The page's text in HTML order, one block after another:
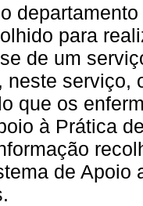
para
de um
neste serviço,
que os
à Prática
de Apoio